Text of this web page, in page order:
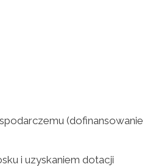
(dofinansowanie
i uzyskaniem dotacji